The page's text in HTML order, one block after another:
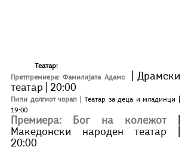
Театар:
Претпремиера: Фамилијата Адамс
| Драмски
театар | 20:00
Пипи долгиот чорап
| Театар за деца и младинци |
19:00
Премиера: Бог на колежот
Македонски народен театар |
20:00